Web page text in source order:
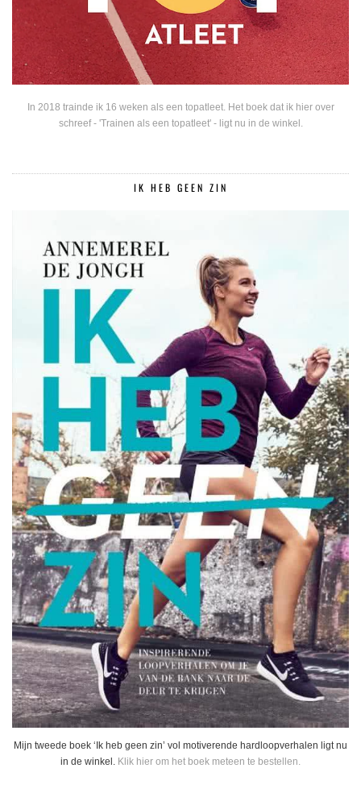
In 2018 trainde ik 16 weken als een topatleet. Het boek dat ik hier over
schreef - 'Trainen als een topatleet' - ligt nu in de winkel.
IK HEB GEEN ZIN
Mijn tweede boek ‘Ik heb geen zin’ vol motiverende hardloopverhalen ligt nu
in de winkel. Klik hier om het boek meteen te bestellen.